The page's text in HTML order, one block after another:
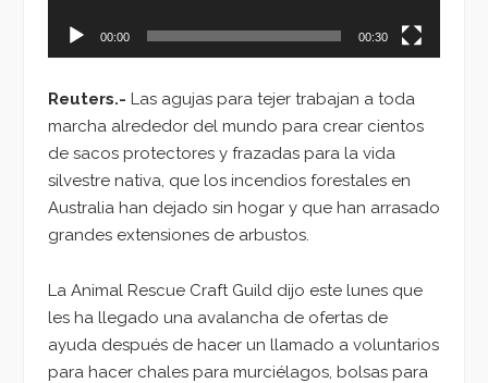
00:00 00:30
Reuters.- Las agujas para tejer trabajan a toda
marcha alrededor del mundo para crear cientos
de sacos protectores y frazadas para la vida
silvestre nativa, que los incendios forestales en
Australia han dejado sin hogar y que han arrasado
grandes extensiones de arbustos.
La Animal Rescue Craft Guild dijo este lunes que
les ha llegado una avalancha de ofertas de
ayuda después de hacer un llamado a voluntarios
para hacer chales para murciélagos, bolsas para